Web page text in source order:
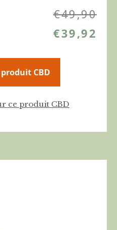
€49,90
€39,92
CBD
ce produit CBD